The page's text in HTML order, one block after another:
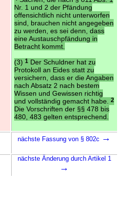
Nr. 1 und 2 der Pfändung
offensichtlich nicht unterworfen
sind, brauchen nicht angegeben
zu werden, es sei denn, dass
eine Austauschpfändung in
Betracht kommt.
(3) 1Der Schuldner hat zu
Protokoll an Eides statt zu
versichern, dass er die Angaben
nach Absatz 2 nach bestem
Wissen und Gewissen richtig
und vollständig gemacht habe.
2
Die Vorschriften der §§ 478 bis
480, 483 gelten entsprechend.
nächste Fassung von § 802c →
nächste Änderung durch Artikel 1
→